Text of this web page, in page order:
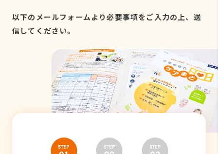
以下のメールフォームより必要事項をご入力の上、送
信してください。